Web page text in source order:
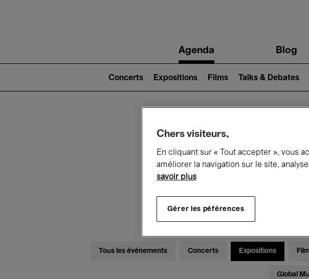
navigationAgenda Blog
2)
Concerts Expositions Films Talks & Debates
Ce qui se
Mercredi
Tous les événements Concerts Expositions
Global
Chers visiteurs,
En cliquant sur « Tout accepter », vous
améliorer la navigation sur le site,
savoir plus
Gérer les péférences